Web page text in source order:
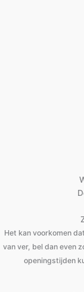
Het kan voorkomen
van ver, bel dan even
openingstijden